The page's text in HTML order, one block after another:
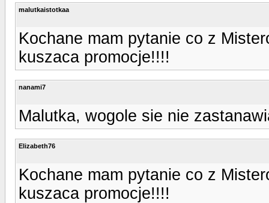
malutkaistotkaa
Kochane mam pytanie co z
kuszaca promocje!!!!
nanami7
Malutka, wogole sie nie
Elizabeth76
Kochane mam pytanie co z
kuszaca promocje!!!!